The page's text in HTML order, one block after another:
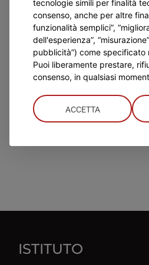
ISTITUTO
tecnologie simili per finalità
consenso, anche per altre
funzionalità semplici”,
dell'esperienza”,
pubblicità”) come specificato
Puoi liberamente prestare,
consenso, in qualsiasi
ACCETTA